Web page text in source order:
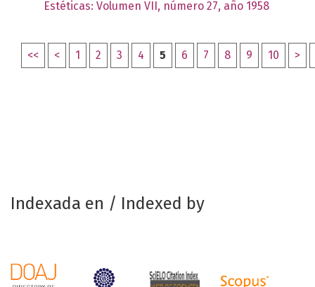
Estéticas: Volumen VII, número 27, año 1958
<< < 1 2 3 4 5 6 7 8 9 10 >
Indexada en / Indexed by